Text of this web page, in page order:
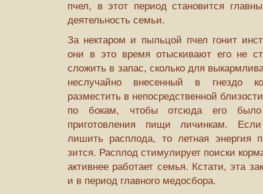
пчел, в этот период становится
деятельность семьи.
За нектаром и пыльцой пчел гонит
они в это время отыскивают его не
сложить в запас, сколько для
неслучайно внесенный в гнездо
разместить в непосредственной
по бокам, чтобы отсюда его
приготовления пищи личинкам.
лишить расплода, то летная энергия
зится. Расплод стимулирует поиски
активнее работает семья. Кстати, эта
и в период главного медосбора.